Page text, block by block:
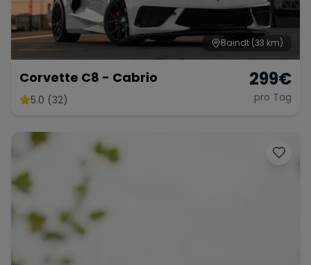
Baindt (33 km)
Corvette C8 - Cabrio
5.0 (32)
299€
pro Tag